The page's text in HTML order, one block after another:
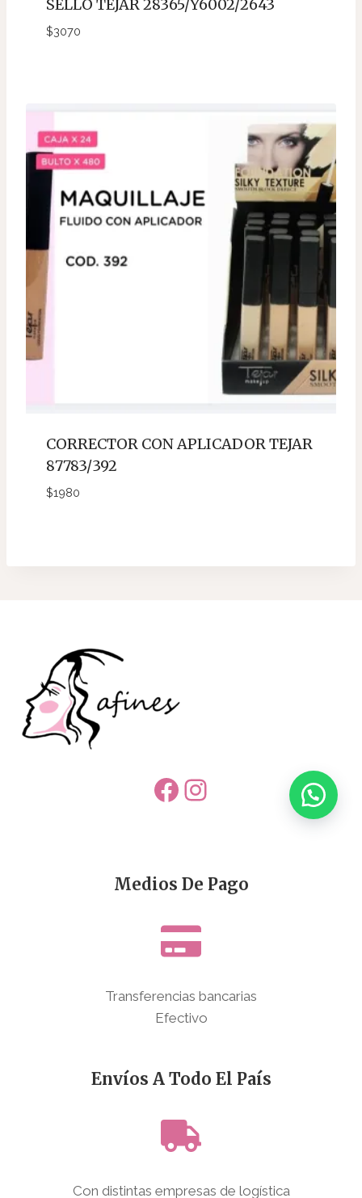
SELLO TEJAR 28365/Y6002/2643
$3070
CORRECTOR CON APLICADOR TEJAR
87783/392
$1980
Facebook
Instagram
Medios De Pago
Transferencias bancarias
Efectivo
Envíos A Todo El País
Con distintas empresas de logística